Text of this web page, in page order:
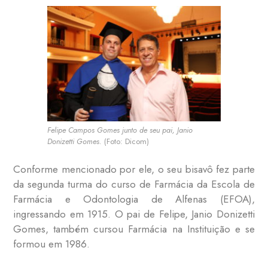
Felipe Campos Gomes junto de seu pai, Janio
Donizetti Gomes. (Foto: Dicom)
Conforme mencionado por ele, o seu bisavô fez parte
da segunda turma do curso de Farmácia da Escola de
Farmácia e Odontologia de Alfenas (EFOA),
ingressando em 1915. O pai de Felipe, Janio Donizetti
Gomes, também cursou Farmácia na Instituição e se
formou em 1986.